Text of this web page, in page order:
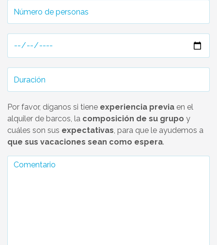
Por favor, díganos si tiene experiencia previa en el
alquiler de barcos, la composición de su grupo y
cuáles son sus expectativas, para que le ayudemos a
que sus vacaciones sean como espera.